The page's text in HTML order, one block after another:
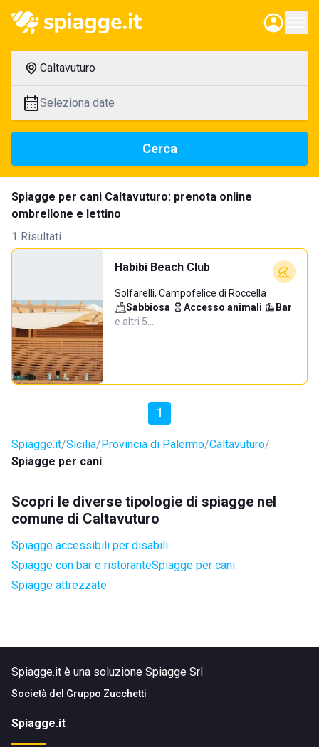
Caltavuturo
Seleziona date
Cerca
Spiagge per cani Caltavuturo: prenota online
ombrellone e lettino
1 Risultati
Habibi Beach Club
Solfarelli, Campofelice di Roccella
Sabbiosa· Accesso animali· Bar·
e altri 5…
1
Spiagge.it Sicilia Provincia di Palermo Caltavuturo
Spiagge per cani
Scopri le diverse tipologie di spiagge nel
comune di Caltavuturo
Spiagge accessibili per disabili
Spiagge con bar e ristoranteSpiagge per cani
Spiagge attrezzate
Spiagge.it è una soluzione Spiagge Srl
Società del Gruppo Zucchetti
Spiagge.it